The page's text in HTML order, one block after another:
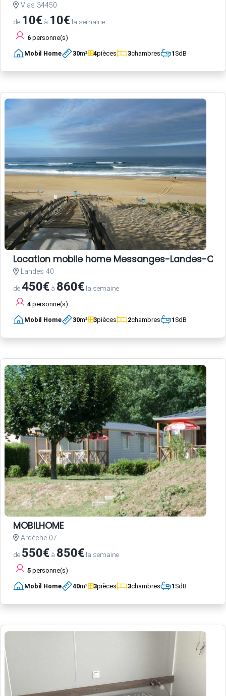
Vias 34450
de 10€ à 10€ la semaine
6 personne(s)
Mobil Home 30m² 4pièces 3chambres 1SdB
Location mobile home Messanges-Landes-
Landes 40
de450€ à 860€ la semaine
4 personne(s)
Mobil Home 30m² 3pièces 2chambres 1SdB
MOBILHOME
Ardèche 07
de 550€ à 850€ la semaine
5 personne(s)
Mobil Home 40m² 3pièces 3chambres 1SdB